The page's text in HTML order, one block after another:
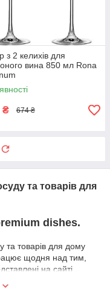
з 2 келихів для
вина 850 мл Rona
₴ 674 ₴
та товарів для
dishes.
та товарів для дому
щодня над тим,
на сайті.
безпеки та
популярні серії